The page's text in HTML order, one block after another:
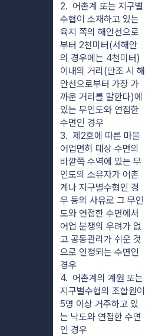
2.  어촌계 또는 지구별
수협이 소재하고 있는
육지 쪽의 해안선으로
부터 2천미터(서해안
의 경우에는 4천미터)
이내의 거리(만조 시 해
안선으로부터 가장 가
까운 거리를 말한다)에
있는 무인도와 연접한
수면인 경우
3.  제2호에 따른 마을
어업면허 대상 수면의
바깥쪽 수역에 있는 무
인도의 소유자가 어촌
계나 지구별수협인 경
우 등의 사유로 그 무인
도와 연접한 수면에서
어업 분쟁의 우려가 없
고 공동관리가 쉬운 것
으로 인정되는 수면인
경우
4.  어촌계의 계원 또는
지구별수협의 조합원이
5명 이상 거주하고 있
는 낙도와 연접한 수면
인 경우